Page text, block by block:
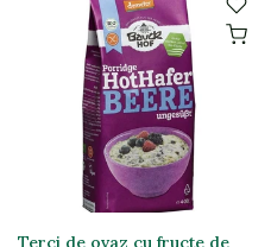
Terci de ovaz cu fructe de